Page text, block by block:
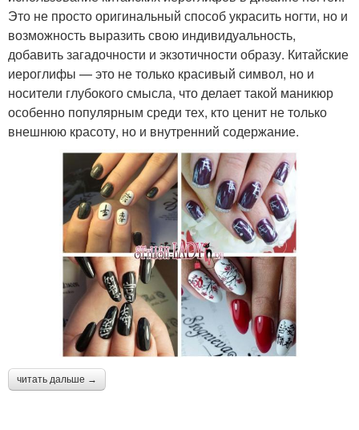
Это не просто оригинальный способ украсить ногти, но и
возможность выразить свою индивидуальность,
добавить загадочности и экзотичности образу. Китайские
иероглифы — это не только красивый символ, но и
носители глубокого смысла, что делает такой маникюр
особенно популярным среди тех, кто ценит не только
внешнюю красоту, но и внутренний содержание.
читать дальше →